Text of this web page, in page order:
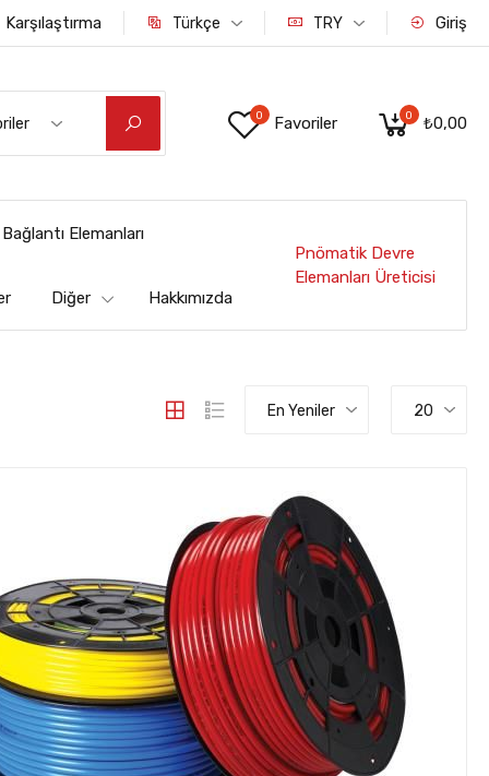
Karşılaştırma Türkçe TRY Giriş
0 Favoriler 0 ₺0,00
Elemanları
Diğer Hakkımızda
Pnömatik Devre
Elemanları Üreticisi
En Yeniler 20